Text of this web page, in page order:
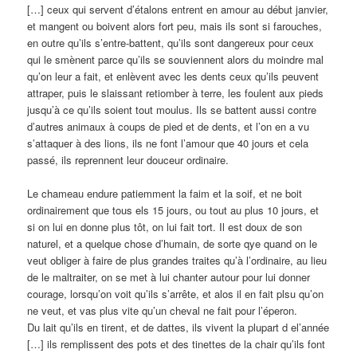
[…] ceux qui servent d’étalons entrent en amour au début janvier,
et mangent ou boivent alors fort peu, mais ils sont si farouches,
en outre qu’ils s’entre-battent, qu’ils sont dangereux pour ceux
qui le smènent parce qu’ils se souviennent alors du moindre mal
qu’on leur a fait, et enlèvent avec les dents ceux qu’ils peuvent
attraper, puis le slaissant retiomber à terre, les foulent aux pieds
jusqu’à ce qu’ils soient tout moulus. Ils se battent aussi contre
d’autres animaux à coups de pied et de dents, et l’on en a vu
s’attaquer à des lions, ils ne font l’amour que 40 jours et cela
passé, ils reprennent leur douceur ordinaire.
Le chameau endure patiemment la faim et la soif, et ne boit
ordinairement que tous els 15 jours, ou tout au plus 10 jours, et
si on lui en donne plus tôt, on lui fait tort. Il est doux de son
naturel, et a quelque chose d’humain, de sorte qye quand on le
veut obliger à faire de plus grandes traites qu’à l’ordinaire, au lieu
de le maltraiter, on se met à lui chanter autour pour lui donner
courage, lorsqu’on voit qu’ils s’arrête, et alos il en fait plsu qu’on
ne veut, et vas plus vite qu’un cheval ne fait pour l’éperon.
Du lait qu’ils en tirent, et de dattes, ils vivent la plupart d el’année
[…] ils remplissent des pots et des tinettes de la chair qu’ils font